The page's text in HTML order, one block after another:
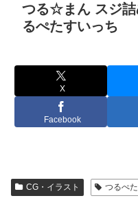
つる☆まん スジ詰
るぺたすいっち
X
Facebook
CG・イラスト つるぺ